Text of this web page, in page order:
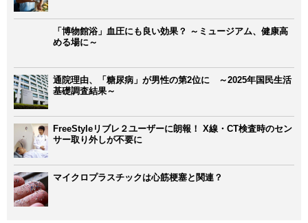
「博物館浴」血圧にも良い効果？ ～ミュージアム、健康高
める場に～
通院理由、「糖尿病」が男性の第2位に ～2025年国民生活
基礎調査結果～
FreeStyleリブレ２ユーザーに朗報！ X線・CT検査時のセン
サー取り外しが不要に
マイクロプラスチックは心筋梗塞と関連？